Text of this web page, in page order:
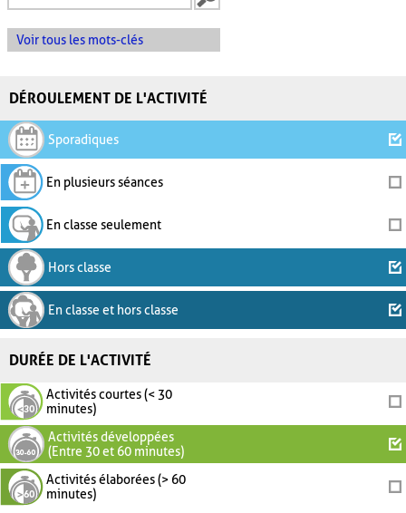
Voir tous les mots-clés
DÉROULEMENT DE L'ACTIVITÉ
Sporadiques
En plusieurs séances
En classe seulement
Hors classe
En classe et hors classe
DURÉE DE L'ACTIVITÉ
Activités courtes (< 30
minutes)
Activités développées
(Entre 30 et 60 minutes)
Activités élaborées (> 60
minutes)